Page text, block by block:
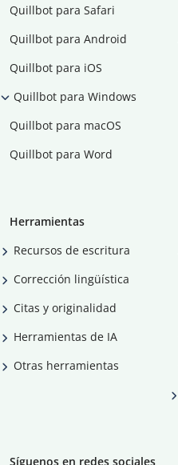
Quillbot para Safari
Quillbot para Android
Quillbot para iOS
Quillbot para Windows
Quillbot para macOS
Quillbot para Word
Herramientas
Recursos de escritura
Corrección lingüística
Citas y originalidad
Herramientas de IA
Otras herramientas
Síguenos en redes sociales